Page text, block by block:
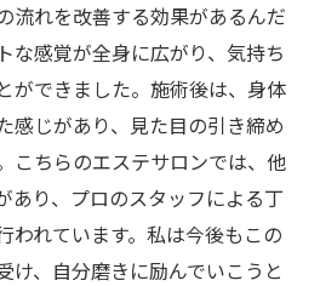
流れを改善する効果があるんだ
な感覚が全身に広がり、気持ち
ができました。施術後は、身体
感じがあり、見た目の引き締め
こちらのエステサロンでは、他
あり、プロのスタッフによる丁
われています。私は今後もこの
け、自分磨きに励んでいこうと